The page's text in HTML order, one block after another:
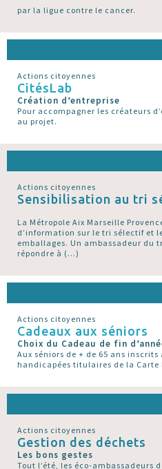
par la ligue contre le cancer.
Actions citoyennes
CitésLab
Création d’entreprise
Pour accompagner les créateurs
au projet.
Actions citoyennes
Sensibilisation au tri
La Métropole Aix Marseille
d’information sur le tri sélectif et
emballages. Un ambassadeur du
répondre à (…)
Actions citoyennes
Cadeaux aux séniors
Choix du Cadeau de fin
Aux séniors de + de 65 ans inscrits
handicapées titulaires de la Carte
Actions citoyennes
Gestion des déchets
Les bons gestes
Tout l’été, les éco-ambassadeurs